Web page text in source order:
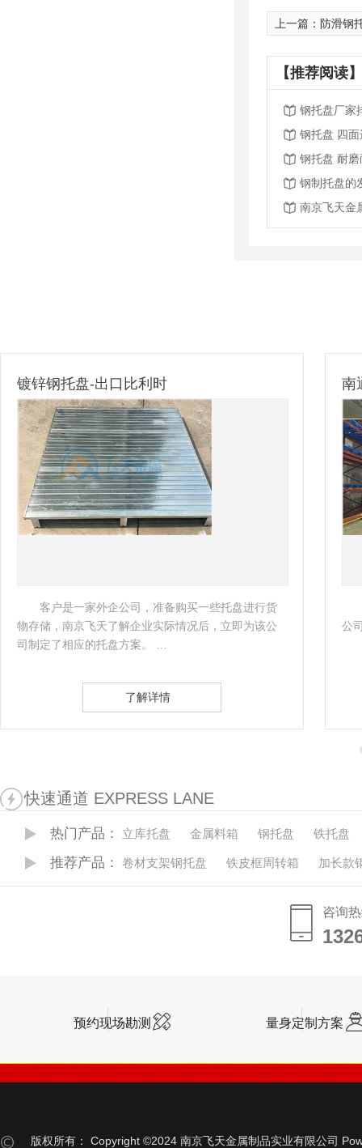
上一篇： 防滑钢
【推荐阅读
钢托盘厂家
钢托盘 四
钢托盘 耐
钢制托盘的
南京飞天金
钢托盘-出口比利时
客户是一家外企公司，准备购买一些托盘进行货
储，南京飞天了解企业实际情况后，立即为该公
定了相应的托盘方案。 …
了解详情
南通重
公司一
快速通道 EXPRESS LANE
热门产品： 立库托盘 金属料箱 钢托盘 铁托盘
推荐产品： 卷材支架钢托盘 铁皮框周转箱 加长款
咨询
预约现场勘测 量身定制方案
版权所有： Copyright ©2024 南京飞天金属制品实业有限公司